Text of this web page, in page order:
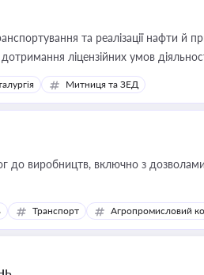
та реалізації нафти й
ліцензійних умов
Митниця та ЗЕД
до виробництв, включно з
Транспорт Агропромисловий